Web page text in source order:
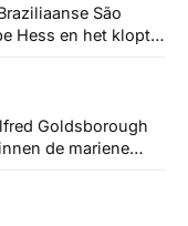
São
Hess en het klopt
Goldsborough
de mariene
en hun